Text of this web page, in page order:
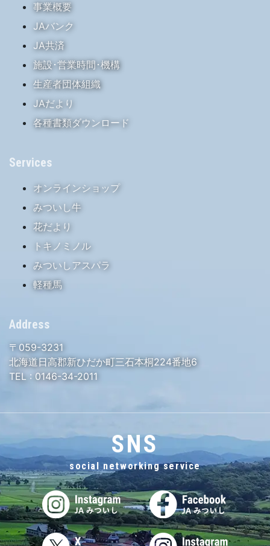
事業概要
JAバンク
JA共済
施設･営業時間･機構
生産者団体組織
JAだより
各種書類ダウンロード
Services
オンラインショップ
みついし牛
花だより
トキノミノル
みついしアスパラ
軽種馬
Address
〒059-3231
北海道日高郡新ひだか町三石本桐224番地6
TEL : 0146-34-2011
SNS
social networking service